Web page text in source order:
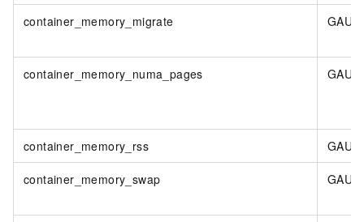
container_memory_migrate
container_memory_numa_pages
container_memory_rss
container_memory_swap